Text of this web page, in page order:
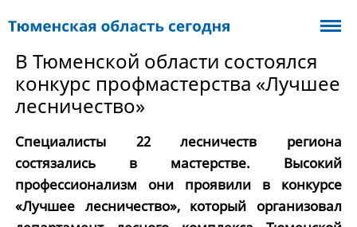
В Тюменской области состоялся
конкурс профмастерства «Лучшее
лесничество»
Специалисты 22 лесничеств региона
состязались в мастерстве. Высокий
профессионализм они проявили в конкурсе
«Лучшее лесничество», который организовал